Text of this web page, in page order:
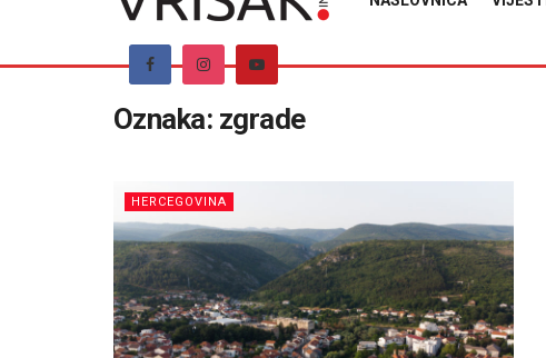
Oznaka: zgrade
HERCEGOVINA